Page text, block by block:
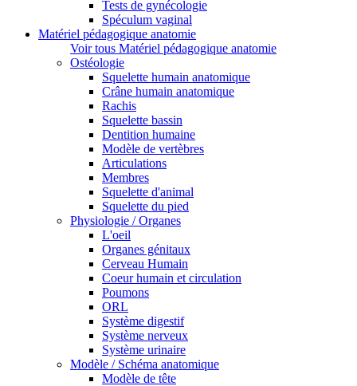
Tests de gynécologie
Spéculum vaginal
Matériel pédagogique anatomie
Voir tous Matériel pédagogique anatomie
Ostéologie
Squelette humain anatomique
Crâne humain anatomique
Rachis
Squelette bassin
Dentition humaine
Modèle de vertèbres
Articulations
Membres
Squelette d'animal
Squelette du pied
Physiologie / Organes
L'oeil
Organes génitaux
Cerveau Humain
Coeur humain et circulation
Poumons
ORL
Système digestif
Système nerveux
Système urinaire
Modèle / Schéma anatomique
Modèle de tête